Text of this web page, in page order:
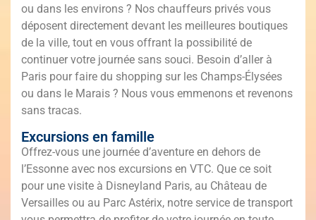
ou dans les environs ? Nos chauffeurs privés vous
déposent directement devant les meilleures boutiques
de la ville, tout en vous offrant la possibilité de
continuer votre journée sans souci. Besoin d’aller à
Paris pour faire du shopping sur les Champs-Élysées
ou dans le Marais ? Nous vous emmenons et revenons
sans tracas.
Excursions en famille
Offrez-vous une journée d’aventure en dehors de
l’Essonne avec nos excursions en VTC. Que ce soit
pour une visite à Disneyland Paris, au Château de
Versailles ou au Parc Astérix, notre service de transport